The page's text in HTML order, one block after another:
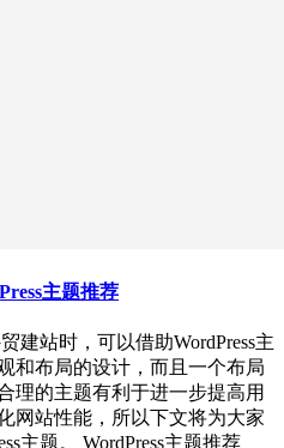
主题推荐
建站时，可以借助WordPress主
和布局的设计，而且一个布局
理的主题有利于进一步提高用
网站性能，所以下文将为大家
主题。 WordPress主题推荐